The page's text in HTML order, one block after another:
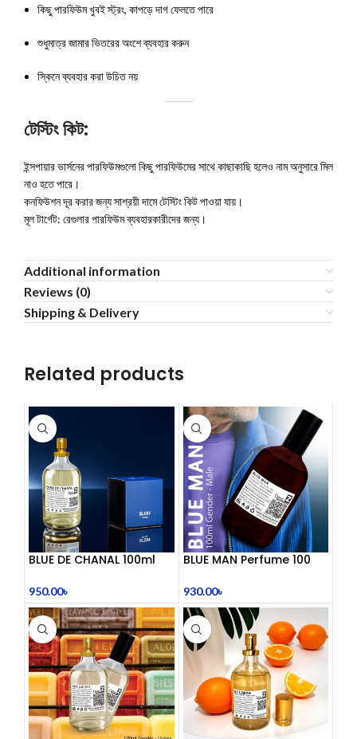
কিছু পারফিউম খুবই স্ট্রং, কাপড়ে দাগ ফেলতে পারে
শুধুমাত্র জামার ভিতরের অংশে ব্যবহার করুন
স্কিনে ব্যবহার করা উচিত নয়
টেস্টিং কিট:
ইন্সপায়ার ভার্সনের পারফিউমগুলো কিছু পারফিউমের সাথে কাছাকাছি হলেও নাম অনুসারে মিল
নাও হতে পারে।
কনফিউশন দূর করার জন্য সাশ্রয়ী দামে টেস্টিং কিট পাওয়া যায়।
মূল টার্গেট: রেগুলার পারফিউম ব্যবহারকারীদের জন্য।
Additional information
Reviews (0)
Shipping & Delivery
Related products
BLUE DE CHANAL 100ml
950.00৳
BLUE MAN Perfume 100
930.00৳